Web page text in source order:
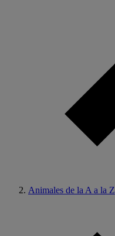
Animales de la A a la Z